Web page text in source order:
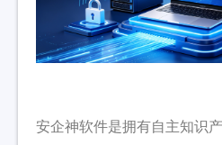
安企神软件是拥有自主知识